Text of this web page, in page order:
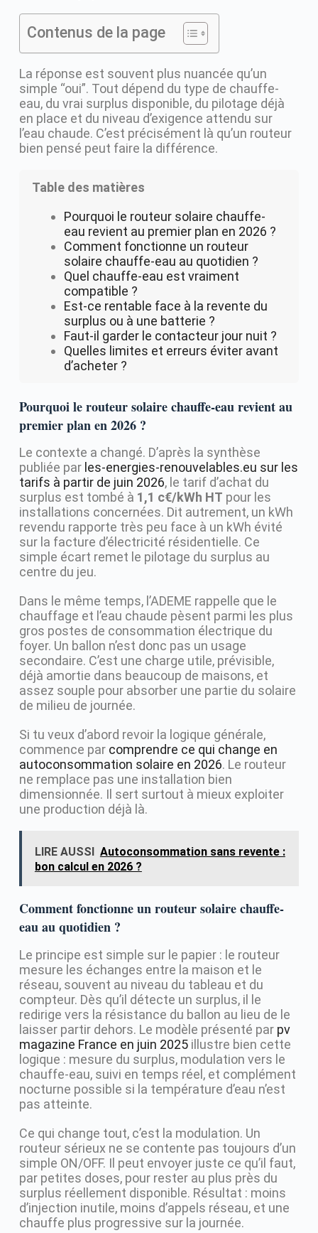
Contenus de la page
La réponse est souvent plus nuancée qu’un
simple “oui”. Tout dépend du type de chauffe-
eau, du vrai surplus disponible, du pilotage déjà
en place et du niveau d’exigence attendu sur
l’eau chaude. C’est précisément là qu’un routeur
bien pensé peut faire la différence.
Table des matières
Pourquoi le routeur solaire chauffe-
eau revient au premier plan en 2026 ?
Comment fonctionne un routeur
solaire chauffe-eau au quotidien ?
Quel chauffe-eau est vraiment
compatible ?
Est-ce rentable face à la revente du
surplus ou à une batterie ?
Faut-il garder le contacteur jour nuit ?
Quelles limites et erreurs éviter avant
d’acheter ?
Pourquoi le routeur solaire chauffe-eau revient au
premier plan en 2026 ?
Le contexte a changé. D’après la synthèse
publiée par les-energies-renouvelables.eu sur les
tarifs à partir de juin 2026, le tarif d’achat du
surplus est tombé à 1,1 c€/kWh HT pour les
installations concernées. Dit autrement, un kWh
revendu rapporte très peu face à un kWh évité
sur la facture d’électricité résidentielle. Ce
simple écart remet le pilotage du surplus au
centre du jeu.
Dans le même temps, l’ADEME rappelle que le
chauffage et l’eau chaude pèsent parmi les plus
gros postes de consommation électrique du
foyer. Un ballon n’est donc pas un usage
secondaire. C’est une charge utile, prévisible,
déjà amortie dans beaucoup de maisons, et
assez souple pour absorber une partie du solaire
de milieu de journée.
Si tu veux d’abord revoir la logique générale,
commence par comprendre ce qui change en
autoconsommation solaire en 2026. Le routeur
ne remplace pas une installation bien
dimensionnée. Il sert surtout à mieux exploiter
une production déjà là.
LIRE AUSSI
Autoconsommation sans revente :
bon calcul en 2026 ?
Comment fonctionne un routeur solaire chauffe-
eau au quotidien ?
Le principe est simple sur le papier : le routeur
mesure les échanges entre la maison et le
réseau, souvent au niveau du tableau et du
compteur. Dès qu’il détecte un surplus, il le
redirige vers la résistance du ballon au lieu de le
laisser partir dehors. Le modèle présenté par pv
magazine France en juin 2025illustre bien cette
logique : mesure du surplus, modulation vers le
chauffe-eau, suivi en temps réel, et complément
nocturne possible si la température d’eau n’est
pas atteinte.
Ce qui change tout, c’est la modulation. Un
routeur sérieux ne se contente pas toujours d’un
simple ON/OFF. Il peut envoyer juste ce qu’il faut,
par petites doses, pour rester au plus près du
surplus réellement disponible. Résultat : moins
d’injection inutile, moins d’appels réseau, et une
chauffe plus progressive sur la journée.